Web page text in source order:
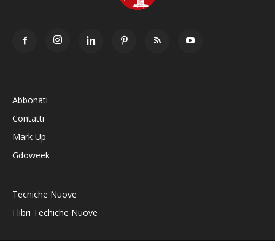
Abbonati
Contatti
Mark Up
Gdoweek
Tecniche Nuove
I libri Techiche Nuove